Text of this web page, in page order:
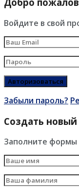
Войдите в свой
Забыли пароль?
Создать новый
Заполните формы